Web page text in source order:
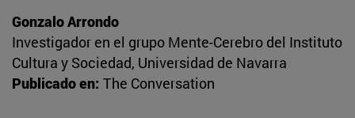
Gonzalo Arrondo
Investigador en el grupo Mente-Cerebro del Instituto
Cultura y Sociedad, Universidad de Navarra
Publicado en: The Conversation